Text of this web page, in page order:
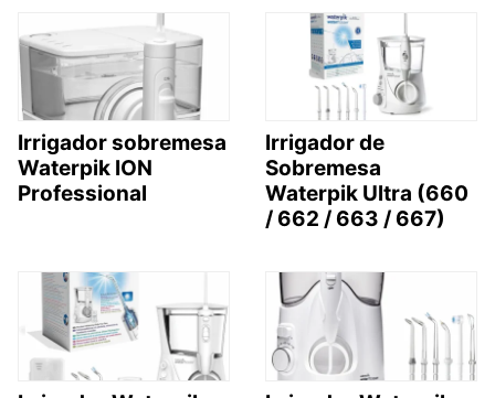
Irrigador sobremesa
Waterpik ION
Professional
Irrigador de
Sobremesa
Waterpik Ultra (660
/ 662 / 663 / 667)